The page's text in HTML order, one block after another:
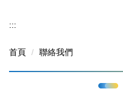
:::
首頁 聯絡我們